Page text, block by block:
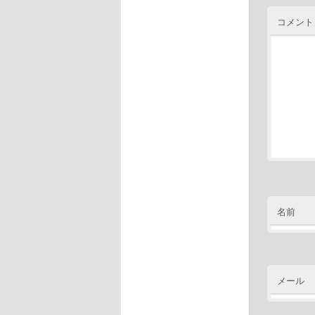
コメント
名前
メール